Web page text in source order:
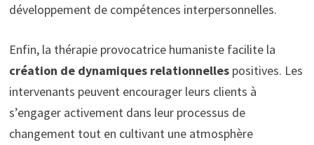
développement de compétences interpersonnelles.
Enfin, la thérapie provocatrice humaniste facilite la
création de dynamiques relationnellespositives. Les
intervenants peuvent encourager leurs clients à
s’engager activement dans leur processus de
changement tout en cultivant une atmosphère